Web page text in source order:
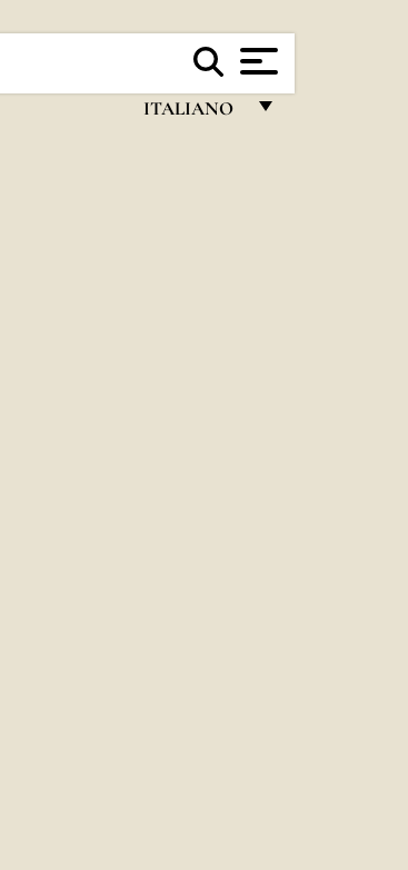
ITALIANO